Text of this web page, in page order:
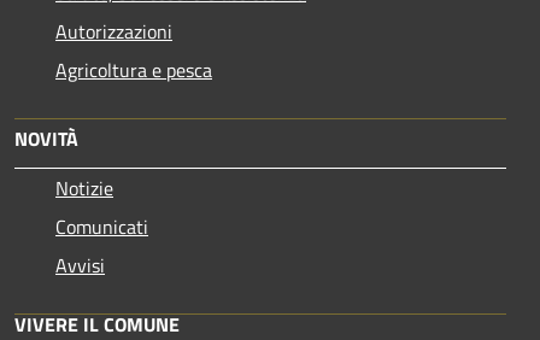
Autorizzazioni
Agricoltura e pesca
NOVITÀ
Notizie
Comunicati
Avvisi
VIVERE IL COMUNE